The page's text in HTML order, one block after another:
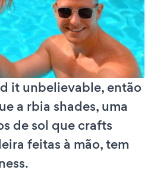
it unbelievable, então
a rbia shades, uma
de sol que crafts
feitas à mão, tem